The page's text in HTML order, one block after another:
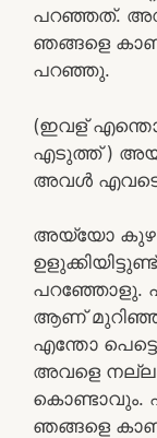
പറഞ്ഞത്.
ഞങ്ങളെ
പറഞ്ഞു.
(ഇവള്
എടുത്ത് )
അവൾ
അയ്യോ
പറഞ്ഞോളു.
ആണ്
എന്തോ
അവളെ
കൊണ്ടാവും.
ഞങ്ങളെ